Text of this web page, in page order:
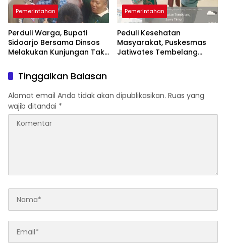
Pemerintahan
Perduli Warga, Bupati
Sidoarjo Bersama Dinsos
Melakukan Kunjungan Tak
Pemerintahan
Peduli Kesehatan
Masyarakat, Puskesmas
Jatiwates Tembelang
Tinggalkan Balasan
Alamat email Anda tidak akan dipublikasikan. Ruas yang
wajib ditandai *